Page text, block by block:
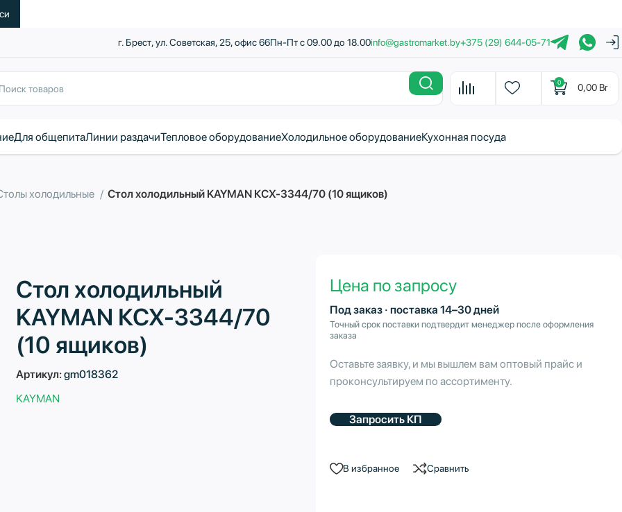
г. Брест, ул. Советская, 25, офис 66Пн-Пт с 09.00 до 18.00info@gastromarket.by+375 (29) 644-05-71
0 0,00 Br
Для общепитаЛинии раздачиТепловое оборудованиеХолодильное оборудованиеКухонная посуда
холодильные Стол холодильный KAYMAN КСХ-3344/70 (10 ящиков)
Стол холодильный
KAYMAN КСХ-3344/70
(10 ящиков)
Артикул:gm018362
KAYMAN
Цена по запросу
Под заказ · поставка 14–30 дней
Точный срок поставки подтвердит менеджер после оформления
заказа
Оставьте заявку, и мы вышлем вам оптовый прайс и
проконсультируем по ассортименту.
Запросить КП
В избранное Сравнить